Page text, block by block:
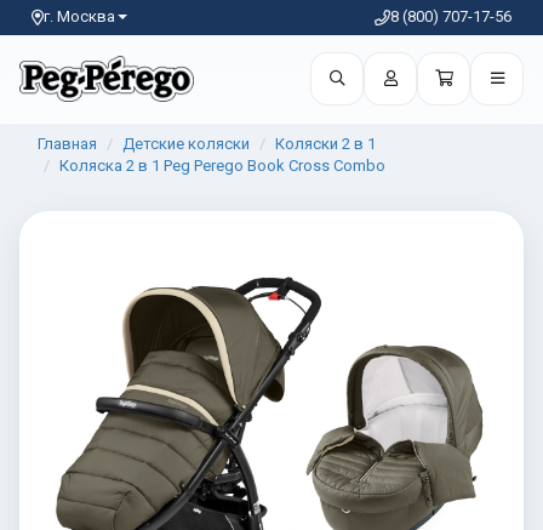
г. Москва 8 (800) 707-17-56
Главная Детские коляски
Коляски 2 в 1
Коляска 2 в 1 Peg Perego Book Cross Combo